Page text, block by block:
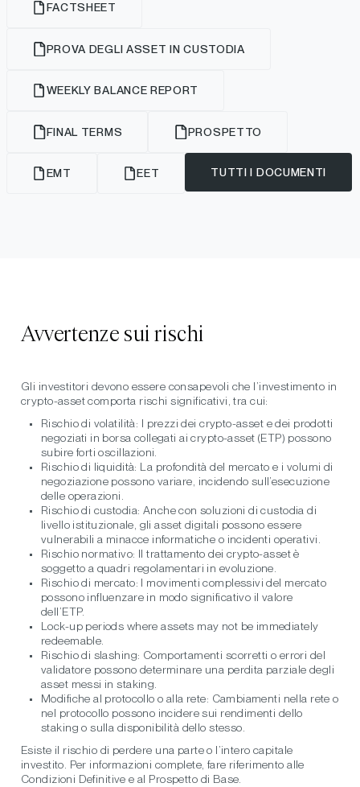
FACTSHEET
PROVA DEGLI ASSET IN CUSTODIA
WEEKLY BALANCE REPORT
FINAL TERMS PROSPETTO
EMT EET TUTTI I DOCUMENTI
Avvertenze sui rischi
Gli investitori devono essere consapevoli che l’investimento in
crypto-asset comporta rischi significativi, tra cui:
Rischio di volatilità: I prezzi dei crypto-asset e dei prodotti
negoziati in borsa collegati ai crypto-asset (ETP) possono
subire forti oscillazioni.
Rischio di liquidità: La profondità del mercato e i volumi di
negoziazione possono variare, incidendo sull’esecuzione
delle operazioni.
Rischio di custodia: Anche con soluzioni di custodia di
livello istituzionale, gli asset digitali possono essere
vulnerabili a minacce informatiche o incidenti operativi.
Rischio normativo: Il trattamento dei crypto-asset è
soggetto a quadri regolamentari in evoluzione.
Rischio di mercato: I movimenti complessivi del mercato
possono influenzare in modo significativo il valore
dell’ETP.
Lock-up periods where assets may not be immediately
redeemable.
Rischio di slashing: Comportamenti scorretti o errori del
validatore possono determinare una perdita parziale degli
asset messi in staking.
Modifiche al protocollo o alla rete: Cambiamenti nella rete o
nel protocollo possono incidere sui rendimenti dello
staking o sulla disponibilità dello stesso.
Esiste il rischio di perdere una parte o l’intero capitale
investito. Per informazioni complete, fare riferimento alle
Condizioni Definitive e al Prospetto di Base.